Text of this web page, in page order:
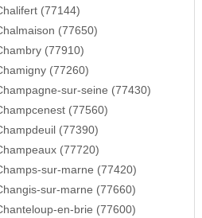
(77144)
(77650)
(77910)
(77260)
sur-seine (77430)
(77560)
(77390)
(77720)
sur-marne (77420)
sur-marne (77660)
en-brie (77600)